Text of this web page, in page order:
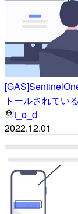
トールされてい
t_o_d
2022.12.01